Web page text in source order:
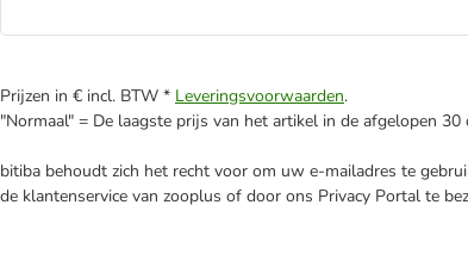
Prijzen in € incl. BTW * Leveringsvoorwaarden.
"Normaal" = De laagste prijs van het artikel in de afgelopen 30
bitiba behoudt zich het recht voor om uw e-mailadres te
de klantenservice van zooplus of door ons Privacy Portal te